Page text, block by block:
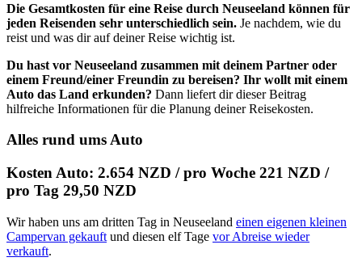
Die Gesamtkosten für eine Reise durch Neuseeland können für
jeden Reisenden sehr unterschiedlich sein. Je nachdem, wie du
reist und was dir auf deiner Reise wichtig ist.
Du hast vor Neuseeland zusammen mit deinem Partner oder
einem Freund/einer Freundin zu bereisen? Ihr wollt mit einem
Auto das Land erkunden? Dann liefert dir dieser Beitrag
hilfreiche Informationen für die Planung deiner Reisekosten.
Alles rund ums Auto
Kosten Auto: 2.654 NZD / pro Woche 221 NZD /
pro Tag 29,50 NZD
Wir haben uns am dritten Tag in Neuseeland einen eigenen kleinen
Campervan gekauft und diesen elf Tage vor Abreise wieder
verkauft.